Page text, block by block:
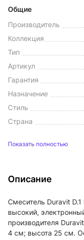
Общие
Производитель
Коллекция
Тип
Артикул
Гарантия
Назначение
Стиль
Страна
Показать полностью
Описание
Смеситель Duravit
высокий,
производителя
4 см; высота 25 см.